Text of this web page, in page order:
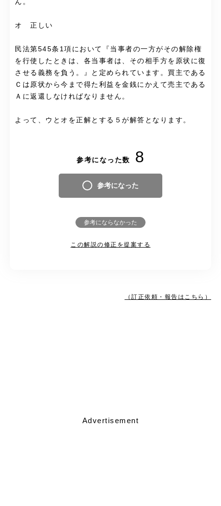
ん。
オ 正しい
民法第545条1項において『当事者の一方がその解除権
を行使したときは、各当事者は、その相手方を原状に復
させる義務を負う。』と定められています。買主である
Ｃは原状から今まで得た利益を金銭にかえて売主である
Ａに返還しなければなりません。
よって、ウとオを正解とする５が解答となります。
参考になった数 8
参考になった
参考にならなかった
この解説の修正を提案する
（訂正依頼・報告はこちら）
Advertisement